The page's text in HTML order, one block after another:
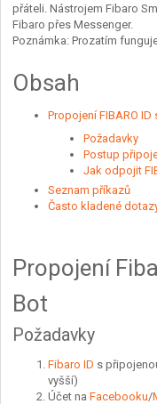
přáteli. Nástrojem Fibaro
Fibaro přes Messenger.
Poznámka: Prozatím
Obsah
Propojení FIBARO ID
Požadavky
Postup
Jak odpojit
Seznam příkazů
Často kladené
Propojení
Bot
Požadavky
Fibaro ID s
vyšší)
Účet na Facebooku/